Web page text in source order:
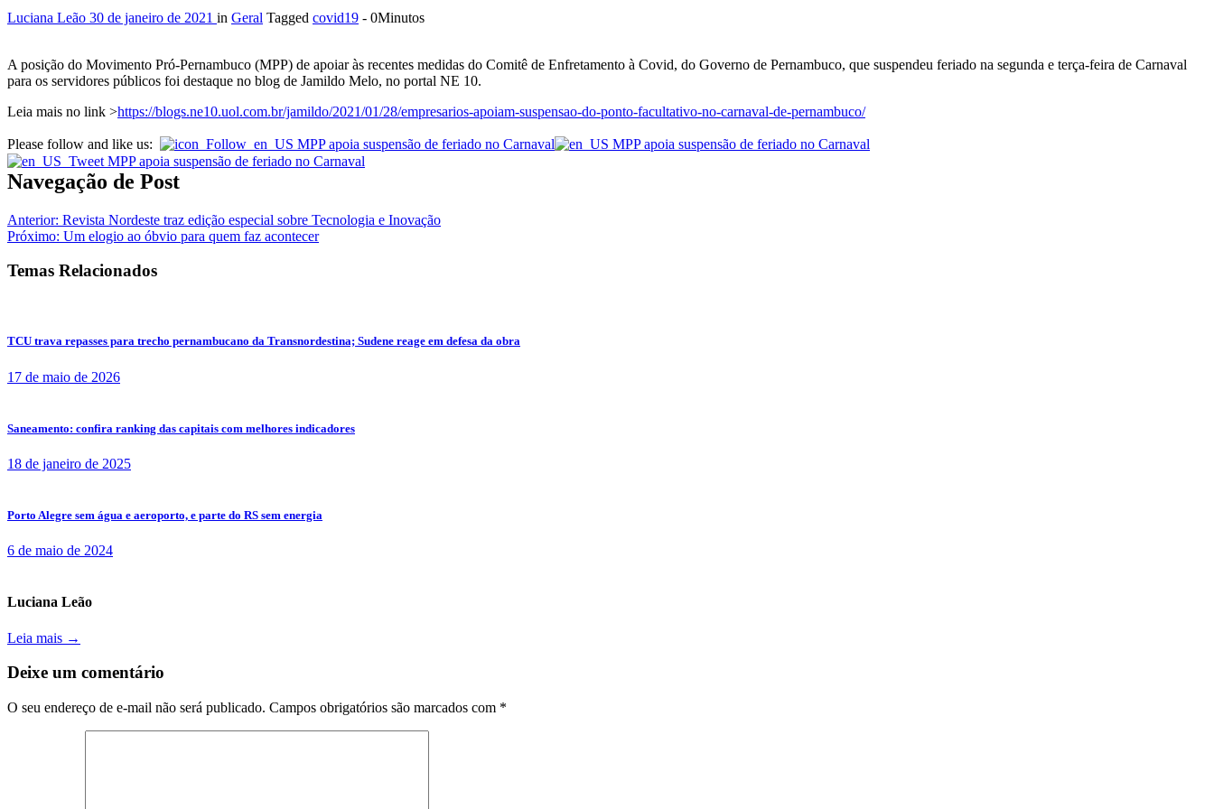
Luciana Leão 30 de janeiro de 2021 in Geral Tagged covid19 - 0Minutos
A posição do Movimento Pró-Pernambuco (MPP) de apoiar às recentes medidas do Comitê de Enfretamento à Covid, do Governo de Pernambuco, que suspendeu feriado na segunda e terça-feira de Carnaval
para os servidores públicos foi destaque no blog de Jamildo Melo, no portal NE 10.
Leia mais no link >https://blogs.ne10.uol.com.br/jamildo/2021/01/28/empresarios-apoiam-suspensao-do-ponto-facultativo-no-carnaval-de-pernambuco/
Please follow and like us:
Navegação de Post
Anterior: Revista Nordeste traz edição especial sobre Tecnologia e Inovação
Próximo: Um elogio ao óbvio para quem faz acontecer
Temas Relacionados
TCU trava repasses para trecho pernambucano da Transnordestina; Sudene reage em defesa da obra
17 de maio de 2026
Saneamento: confira ranking das capitais com melhores indicadores
18 de janeiro de 2025
Porto Alegre sem água e aeroporto, e parte do RS sem energia
6 de maio de 2024
Luciana Leão
Leia mais →
Deixe um comentário
O seu endereço de e-mail não será publicado. Campos obrigatórios são marcados com *